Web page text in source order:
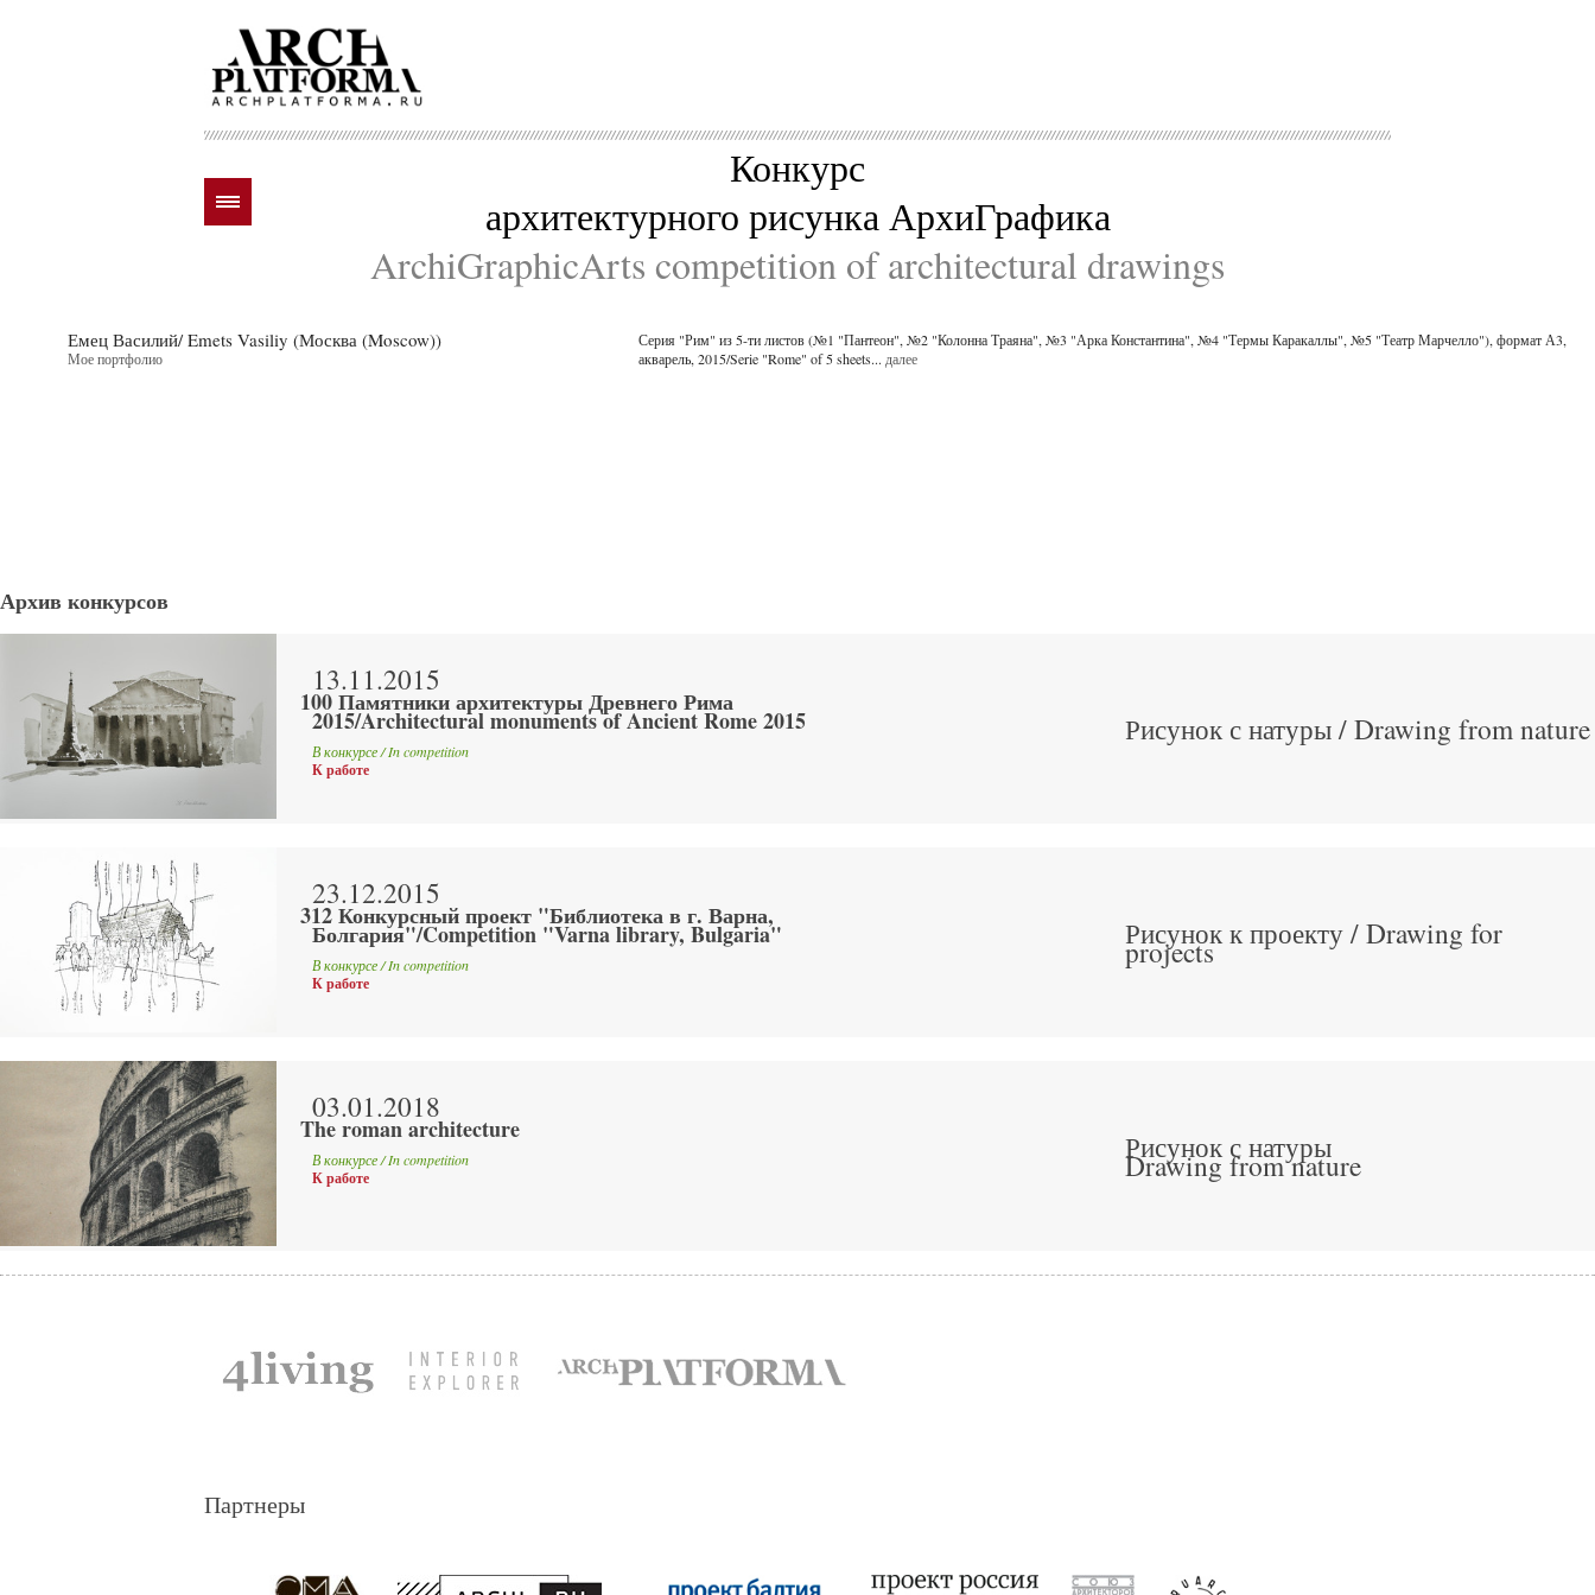
Конкурс
архитектурного рисунка АрхиГрафика
ArchiGraphicArts competition of architectural drawings
Емец Василий/ Emets Vasiliy (Москва (Moscow))
Мое портфолио
Серия "Рим" из 5-ти листов (№1 "Пантеон", №2 "Колонна Траяна", №3 "Арка Константина", №4 "Термы Каракаллы", №5 "Театр Марчелло"), формат А3,
акварель, 2015/Serie "Rome" of 5 sheets... далее
Архив конкурсов
13.11.2015
100 Памятники архитектуры Древнего Рима
2015/Architectural monuments of Ancient Rome 2015
В конкурсе / In competition
К работе
Рисунок с натуры / Drawing from nature
23.12.2015
312 Конкурсный проект "Библиотека в г. Варна,
Болгария"/Competition "Varna library, Bulgaria"
В конкурсе / In competition
К работе
Рисунок к проекту / Drawing for
projects
03.01.2018
The roman architecture
В конкурсе / In competition
К работе
Рисунок с натуры
Drawing from nature
Партнеры